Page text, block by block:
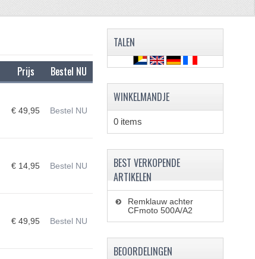
Prijs Bestel NU
€ 49,95 Bestel NU
€ 14,95 Bestel NU
€ 49,95 Bestel NU
TALEN
WINKELMANDJE
0 items
BEST VERKOPENDE
ARTIKELEN
Remklauw achter
CFmoto 500A/A2
BEOORDELINGEN